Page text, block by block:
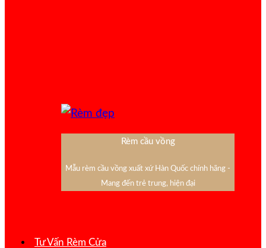
Rèm cầu vồng
Mẫu rèm cầu vồng xuất xứ Hàn Quốc chính hãng -
Mang đến trẻ trung, hiện đại
Tư Vấn Rèm Cửa